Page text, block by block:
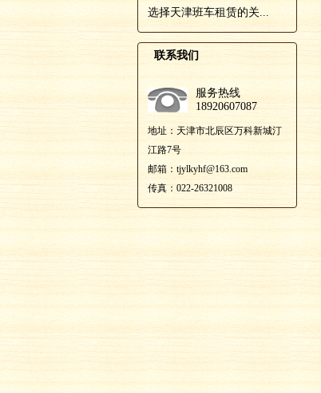
选择天津班车租赁的关...
联系我们
服务热线
18920607087
地址：天津市北辰区万科新城汀
江路7号
邮箱：tjylkyhf@163.com
传真：022-26321008